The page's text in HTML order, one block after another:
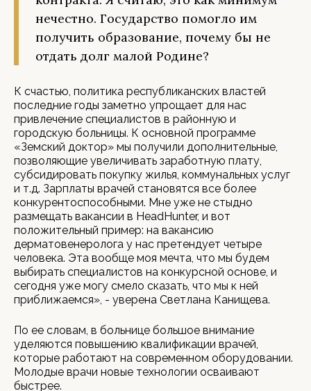
нечестно. Государство помогло им
получить образование, почему бы не
отдать долг малой Родине?
К счастью, политика республиканских властей
последние годы заметно упрощает для нас
привлечение специалистов в районную и
городскую больницы. К основной программе
«Земский доктор» мы получили дополнительные,
позволяющие увеличивать заработную плату,
субсидировать покупку жилья, коммунальных услуг
и т.д. Зарплаты врачей становятся все более
конкурентоспособными. Мне уже не стыдно
размещать вакансии в HeadHunter, и вот
положительный пример: на вакансию
дерматовенеролога у нас претендует четыре
человека. Эта вообще моя мечта, что мы будем
выбирать специалистов на конкурсной основе, и
сегодня уже могу смело сказать, что мы к ней
приближаемся», - уверена Светлана Канищева.
По ее словам, в больнице большое внимание
уделяются повышению квалификации врачей,
которые работают на современном оборудовании.
Молодые врачи новые технологии осваивают
быстрее.